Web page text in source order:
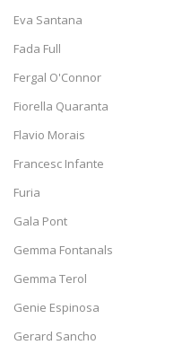
Eva Santana
Fada Full
Fergal O'Connor
Fiorella Quaranta
Flavio Morais
Francesc Infante
Furia
Gala Pont
Gemma Fontanals
Gemma Terol
Genie Espinosa
Gerard Sancho